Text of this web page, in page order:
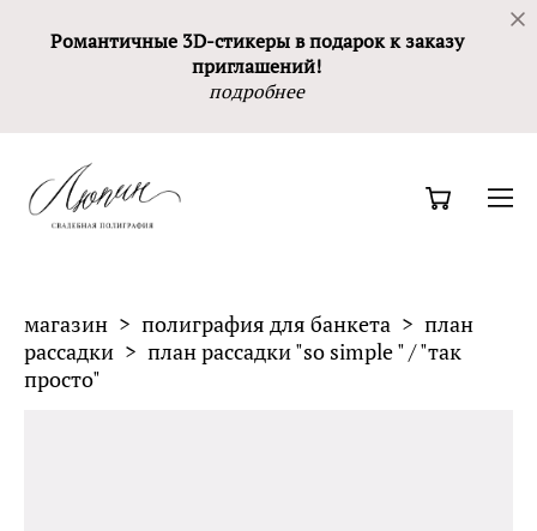
Романтичные 3D-стикеры в подарок к заказу
приглашений!
подробнее
магазин > полиграфия для банкета > план
рассадки > план рассадки "so simple " / "так
просто"